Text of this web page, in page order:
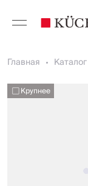
Главная Каталог
Крупнее